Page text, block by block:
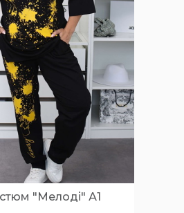
"Мелоді" А1